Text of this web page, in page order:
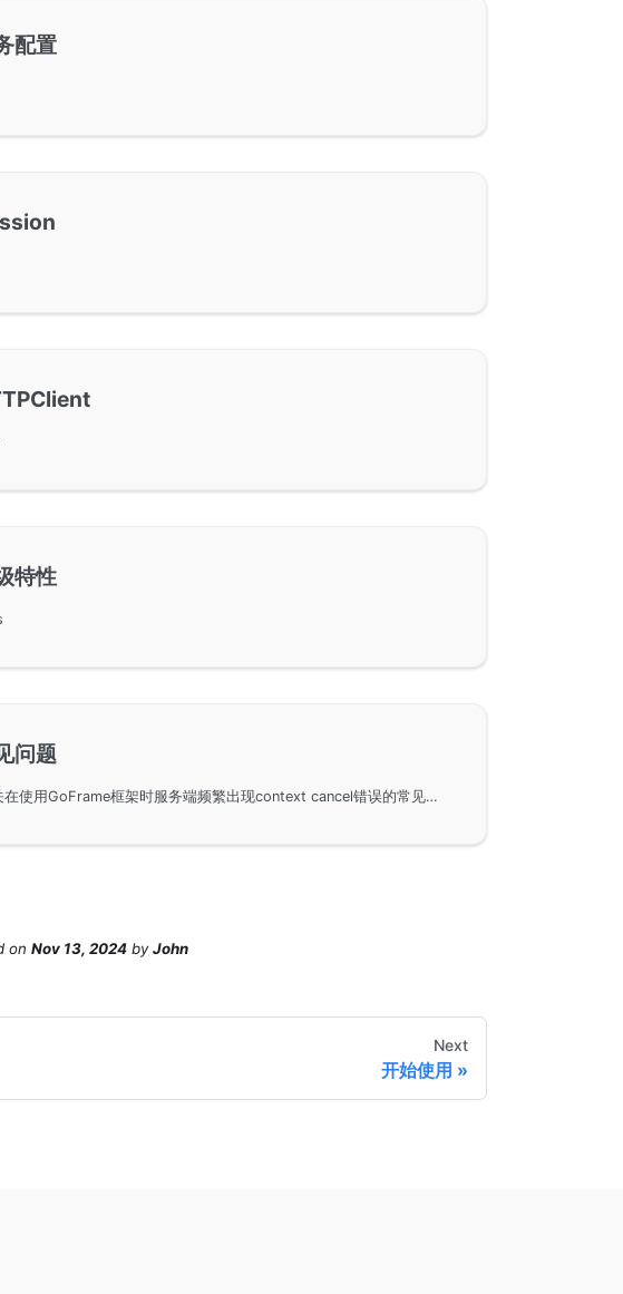
配置
特性
问题
解答有关在使用GoFrame框架时服务端频繁出现context cancel错误的常见问题。该错误通常是由于客户端主动取消请求引起的，文中介绍了一种通过自定义中间件来处理此问题的方法，使服务端能够忽略客户端的取消请求并继续执行。
on Nov 13, 2024 byJohn
Next
开始使用